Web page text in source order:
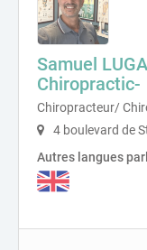
Samuel
Chiropractic-
Chiropracteur/
4 boulevard de
Autres langues